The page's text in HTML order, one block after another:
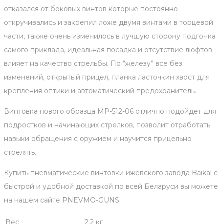
отказался от боковых винтов которые постоянно
откручивались и закрепил ложе двумя винтами в торцевой
части, также очень изменилось в лучшую сторону подгонка
самого приклада, идеальная посадка и отсутствие люфтов
влияет на качество стрельбы. По “железу” все без
изменений, открытый прицел, планка ласточкин хвост для
крепления оптики и автоматический предохранитель.
Винтовка нового образца МР-512-06 отлично подойдет для
подростков и начинающих стрелков, позволит отработать
навыки обращения с оружием и научится прицельно
стрелять.
Купить пневматические винтовки ижевского завода Baikal с
быстрой и удобной доставкой по всей Беларуси вы можете
на нашем сайте PNEVMO-GUNS
Вес 2.2 кг